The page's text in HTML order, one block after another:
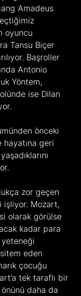
Amadeus
oyuncu
Tansu Biçer
Başroller
Antonio
Yöntem,
ise Dilan
önceki
geri
zor geçen
işliyor. Mozart,
olarak görülse
kadar para
yeteneği
sitem eden
çocuğu
tek taraflı bir
daha da